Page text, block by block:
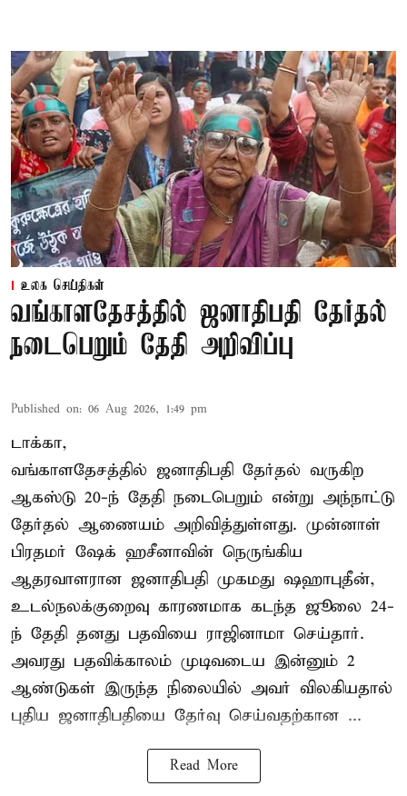
உலக செய்திகள்
வங்காளதேசத்தில் ஜனாதிபதி தேர்தல்
நடைபெறும் தேதி அறிவிப்பு
Published on: 06 Aug 2026, 1:49 pm
டாக்கா,
வங்காளதேசத்தில் ஜனாதிபதி தேர்தல் வருகிற
ஆகஸ்டு 20-ந் தேதி நடைபெறும் என்று அந்நாட்டு
தேர்தல் ஆணையம் அறிவித்துள்ளது. முன்னாள்
பிரதமர் ஷேக் ஹசீனாவின் நெருங்கிய
ஆதரவாளரான ஜனாதிபதி முகமது ஷஹாபுதீன்,
உடல்நலக்குறைவு காரணமாக கடந்த ஜூலை 24-
ந் தேதி தனது பதவியை ராஜினாமா செய்தார்.
அவரது பதவிக்காலம் முடிவடைய இன்னும் 2
ஆண்டுகள் இருந்த நிலையில் அவர் விலகியதால்
புதிய ஜனாதிபதியை தேர்வு செய்வதற்கான ...
Read More